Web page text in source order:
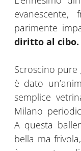
parimente
diritto al cibo.
Scroscino pure
è dato
semplice
Milano
A questa
bella ma